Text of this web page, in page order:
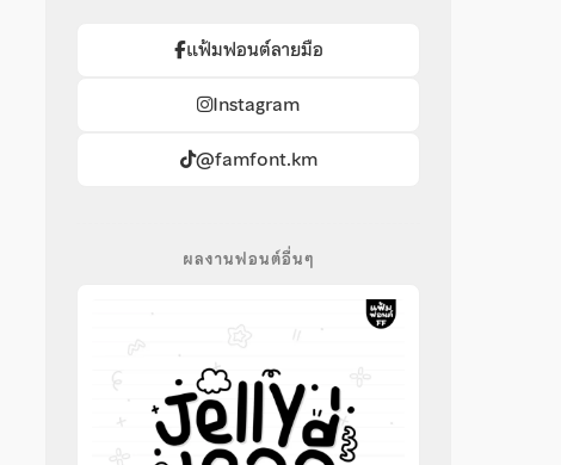
แฟ้มฟอนต์ลายมือ
Instagram
@famfont.km
ผลงานฟอนต์อื่นๆ